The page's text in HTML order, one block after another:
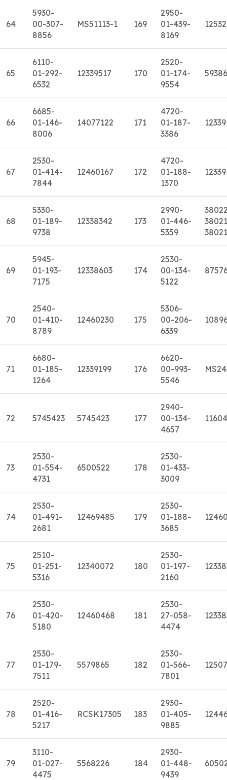
64
5930-
00-307-
8856
MS51113-1 169
2950-
01-439-
8169
65
6110-
01-292-
6532
12339517 170
2520-
01-174-
9554
66
6685-
01-146-
8006
14077122 171
4720-
01-187-
3386
67
2530-
01-414-
7844
12460167 172
4720-
01-188-
1370
68
5330-
01-189-
9738
12338342 173
2990-
01-446-
5359
69
5945-
01-193-
7175
12338603 174
2530-
00-134-
5122
70
2540-
01-410-
8789
12460230 175
5306-
00-206-
6339
71
6680-
01-185-
1264
12339199 176
6620-
00-993-
5546
72 5745423 5745423 177
2940-
00-134-
4657
73
2530-
01-554-
4731
6500522 178
2530-
01-433-
3009
74
2530-
01-491-
2681
12469485 179
2530-
01-188-
3685
75
2510-
01-251-
5316
12340072 180
2530-
01-197-
2160
76
2530-
01-420-
5180
12460468 181
2530-
27-058-
4474
77
2530-
01-179-
7511
5579865 182
2530-
01-566-
7801
78
2520-
01-416-
5217
RCSK17305 183
2930-
01-405-
9885
79
3110-
01-027-
4475
5568226 184
2930-
01-448-
9439